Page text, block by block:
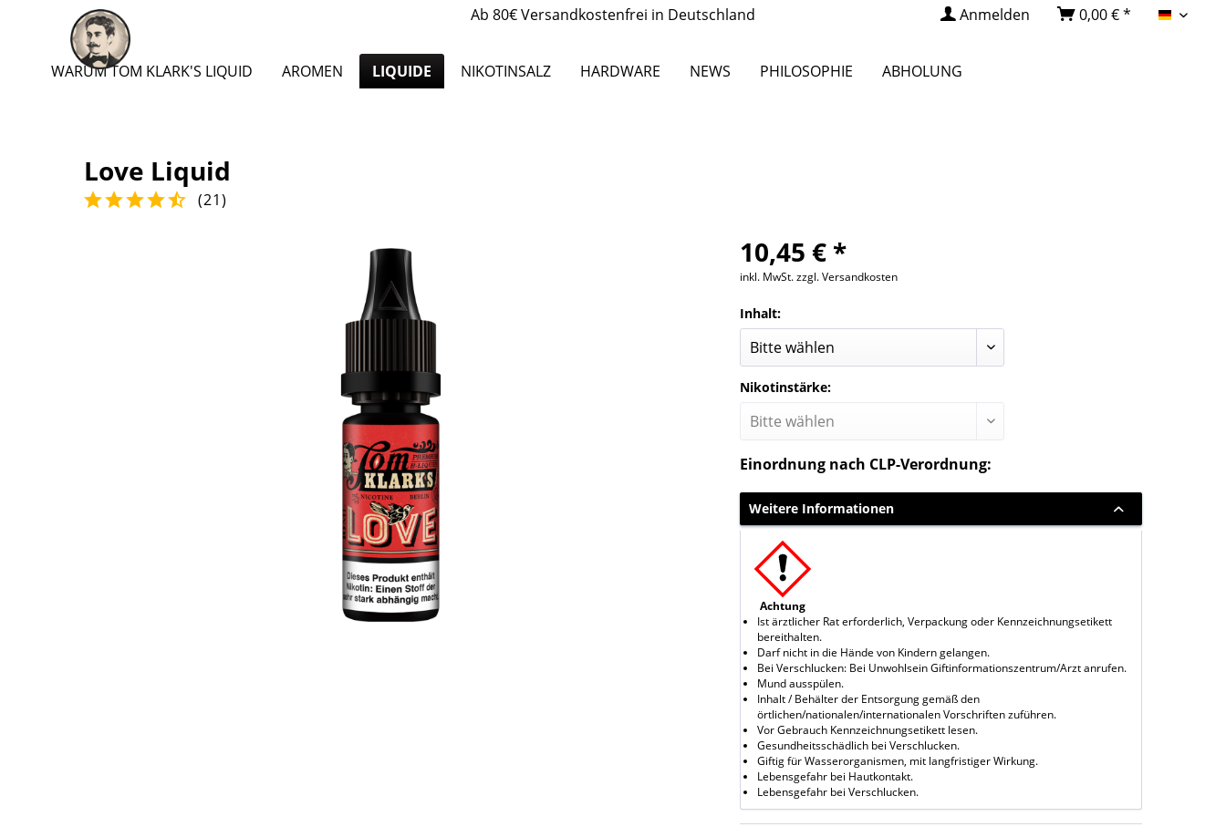
Ab 80€ Versandkostenfrei in Deutschland Anmelden 0,00 € *
WARUM TOM KLARK'S LIQUID AROMEN LIQUIDE NIKOTINSALZ HARDWARE NEWS PHILOSOPHIE ABHOLUNG
Love Liquid
(21)
10,45 € *
inkl. MwSt.zzgl. Versandkosten
Inhalt:
Nikotinstärke:
Einordnung nach CLP-Verordnung:
Weitere Informationen
Achtung
Ist ärztlicher Rat erforderlich, Verpackung oder Kennzeichnungsetikett
bereithalten.
Darf nicht in die Hände von Kindern gelangen.
Bei Verschlucken: Bei Unwohlsein Giftinformationszentrum/Arzt anrufen.
Mund ausspülen.
Inhalt / Behälter der Entsorgung gemäß den
örtlichen/nationalen/internationalen Vorschriften zuführen.
Vor Gebrauch Kennzeichnungsetikett lesen.
Gesundheitsschädlich bei Verschlucken.
Giftig für Wasserorganismen, mit langfristiger Wirkung.
Lebensgefahr bei Hautkontakt.
Lebensgefahr bei Verschlucken.